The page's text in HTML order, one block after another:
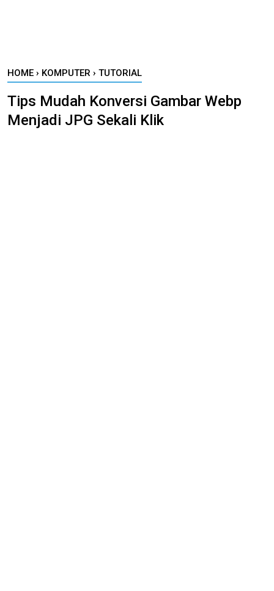
HOME › KOMPUTER › TUTORIAL
Tips Mudah Konversi Gambar Webp
Menjadi JPG Sekali Klik